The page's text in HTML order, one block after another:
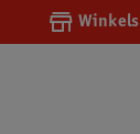
Winkels